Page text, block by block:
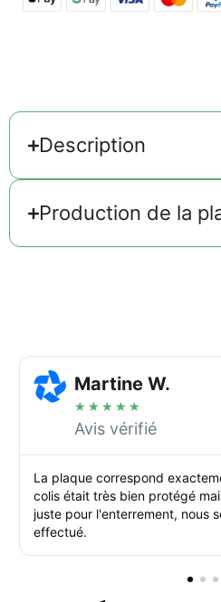
Description
Production de la
Martine W.
★ ★ ★ ★ ★
Avis vérifié
La plaque correspond
colis était très bien protégé
juste pour l'enterrement, nous
effectué.